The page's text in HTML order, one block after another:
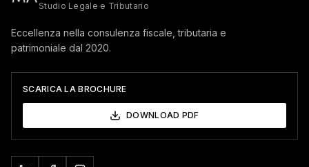
Studio Legale e Tributario
Eccellenza nella consulenza fiscale, tributaria e
patrimoniale dal 2020.
SCARICA LA BROCHURE
DOWNLOAD PDF